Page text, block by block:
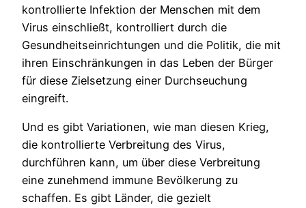
kontrollierte Infektion der Menschen mit dem
Virus einschließt, kontrolliert durch die
Gesundheitseinrichtungen und die Politik, die mit
ihren Einschränkungen in das Leben der Bürger
für diese Zielsetzung einer Durchseuchung
eingreift.
Und es gibt Variationen, wie man diesen Krieg,
die kontrollierte Verbreitung des Virus,
durchführen kann, um über diese Verbreitung
eine zunehmend immune Bevölkerung zu
schaffen. Es gibt Länder, die gezielt